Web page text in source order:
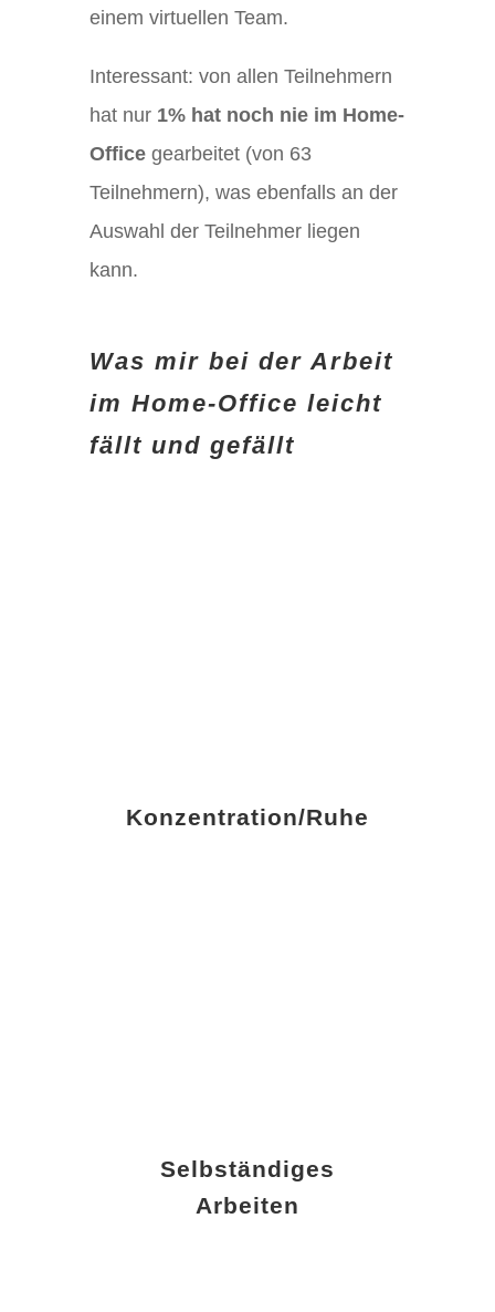
einem virtuellen Team.
Interessant: von allen Teilnehmern
hat nur 1% hat noch nie im Home-
Officegearbeitet (von 63
Teilnehmern), was ebenfalls an der
Auswahl der Teilnehmer liegen
kann.
Was mir bei der Arbeit
im Home-Office leicht
fällt und gefällt
Konzentration/Ruhe
Selbständiges
Arbeiten